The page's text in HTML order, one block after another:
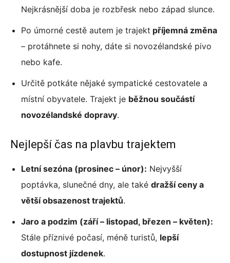
Nejkrásnější doba je rozbřesk nebo západ slunce.
Po úmorné cestě autem je trajekt příjemná změna
– protáhnete si nohy, dáte si novozélandské pivo
nebo kafe.
Určitě potkáte nějaké sympatické cestovatele a
místní obyvatele. Trajekt je běžnou součástí
novozélandské dopravy.
Nejlepší čas na plavbu trajektem
Letní sezóna (prosinec – únor): Nejvyšší
poptávka, slunečné dny, ale také dražší ceny a
větší obsazenost trajektů.
Jaro a podzim (září – listopad, březen – květen):
Stále příznivé počasí, méně turistů, lepší
dostupnost jízdenek.